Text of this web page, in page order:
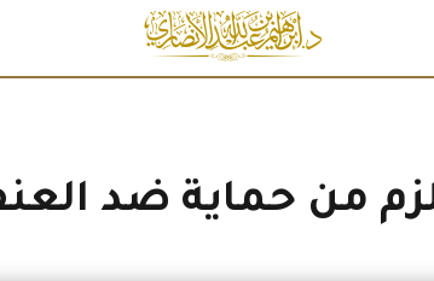
من حماية ضد